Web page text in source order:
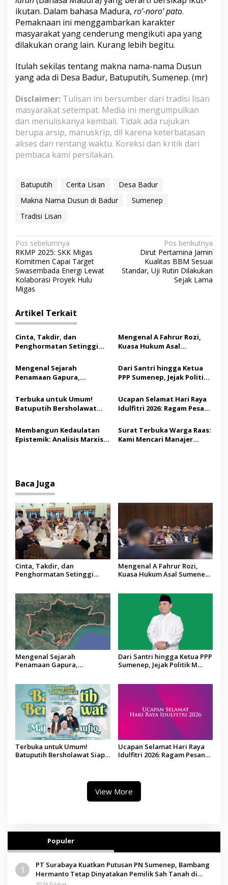
ikutan. Dalam bahasa Madura, ro’-noro’ pato.
Pemaknaan ini menggambarkan karakter
masyarakat yang cenderung mengikuti apa yang
dilakukan orang lain. Kurang lebih begitu.
Itulah sekilas tentang makna nama-nama Dusun
yang ada di Desa Badur, Batuputih, Sumenep. (mr)
Disclaimer: Tulisan ini bersumber dari tradisi lisan
masyarakat setempat. Media ini mengumpulkan
dan menuliskanya kembali. Tidak ada rujukan
berupa arsip, manuskrip, dll karena keterbatasan
akses dan rentang waktu. Koreksi dan kritik dari
pembaca kami persilakan.
Batuputih Cerita Lisan
Desa Badur
Makna Nama Dusun di Badur
Sumenep
Tradisi Lisan
N
a
v
i
a
s
i
o
Pos sebelumnya
RKMP 2025: SKK Migas
Komitmen Capai Target
Swasembada Energi Lewat
Kolaborasi Proyek Hulu
Migas
Pos berikutnya
Dirut Pertamina Jamin
Kualitas BBM Sesuai
Standar, Uji Rutin Dilakukan
Sejak Lama
Artikel Terkait
Cinta, Takdir, dan
Penghormatan Setinggi
Khidmat dan Haru Moh
Saleh dan Fauziah
Mengenal A Fahrur Rozi,
Kuasa Hukum Asal
MK tentang Anggaran MBG
Mengenal Sejarah
Penamaan Gapura,
Sumenep
Dari Santri hingga Ketua
PPP Sumenep, Jejak Politik
Terbuka untuk Umum!
Batuputih Bersholawat
Majelis A-Taufiq
Ucapan Selamat Hari Raya
Idulfitri 2026: Ragam Pesan
Dibagikan
Membangun Kedaulatan
Epistemik: Analisis Marxis
Surat Terbuka Warga Raas:
Kami Mencari Manajer
Baca Juga
Cinta, Takdir, dan
Penghormatan Setinggi
Fauziah
Mengenal A Fahrur Rozi,
Kuasa Hukum Asal Sumenep
Mengenal Sejarah
Penamaan Gapura,
Dari Santri hingga Ketua PPP
Sumenep, Jejak Politik M
Terbuka untuk Umum!
Batuputih Bersholawat Siap
Ucapan Selamat Hari Raya
Idulfitri 2026: Ragam Pesan
View More
Populer
1
PT Surabaya Kuatkan Putusan PN Sumenep, Bambang
Hermanto Tetap Dinyatakan Pemilik Sah Tanah di
Pamolokan